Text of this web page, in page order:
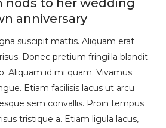
nods to her wedding
anniversary
suscipit mattis. Aliquam erat
Donec pretium fringilla blandit.
Aliquam id mi quam. Vivamus
Etiam facilisis lacus ut arcu
sem convallis. Proin tempus
tristique a. Etiam ligula lacus,